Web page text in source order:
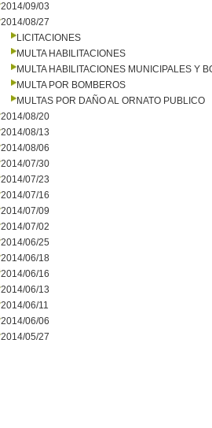
2014/09/03
2014/08/27
LICITACIONES
MULTA HABILITACIONES
MULTA HABILITACIONES MUNICIPALES Y
MULTA POR BOMBEROS
MULTAS POR DAÑO AL ORNATO PUBLICO
2014/08/20
2014/08/13
2014/08/06
2014/07/30
2014/07/23
2014/07/16
2014/07/09
2014/07/02
2014/06/25
2014/06/18
2014/06/16
2014/06/13
2014/06/11
2014/06/06
2014/05/27